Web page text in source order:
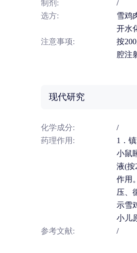
制剂:
/
选方:
雪鸡
开水
注意事项:
按
腔注
现代研究
化学成分:
/
药理作用:
1．
小鼠
液(按
作用
压、
示雪
小儿
参考文献:
/